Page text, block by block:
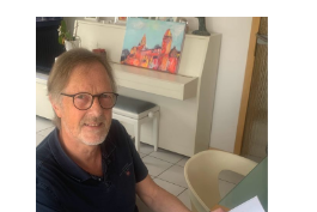
Zeige
grösseres
Bild